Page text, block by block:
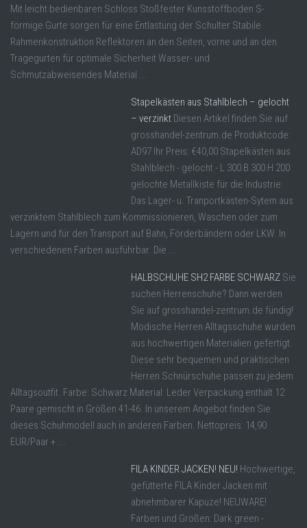
Mit leicht bedienbaren Schloss Stoßfester Kunsstoffboden S-
förmige Gurte sorgen für eine Entlastung der Schulter Stabile
Rahmenkonstruktion Reflektoren an den Seiten, vorne und an den
Tragegurten für optimale Sicherheit Wasser- und
Schmutzabweisendes Material ...
Stapelkästen aus Stahlblech – gelocht
– verzinkt Diesen Artikel finden Sie auf
grosshandel-zentrum.de Produktcode:
AD97 Ihr Preis: €40,00 Stapelkästen aus
Stahlblech - gelocht - L 300 B 300 H 200
gelochte Metallkiste für die Industrie:
Das Lager- u. Tranportkästen-Sytem aus
verzinktem Stahlblech zum Kommissionieren, Waschen oder zum
Lagern und für den Transport auf Bahn, Förderbändern oder LKW. In
verschiedenen Farben ausführbar. Die ...
HALBSCHUHE SH2 FARBE SCHWARZ Sie
suchen Herrenschuhe? Dann werden
Sie auf grosshandel-zentrum.de fündig!
Modische Herren Alltagsschuhe wurden
aus hochwertigen Materialien gefertigt.
Diese sehr bequemen und praktischen
Herren Schnürschuhe passen zu jedem
Alltagsoutfit. Farbe: Schwarz Material: Leder Verpackung enthält 12
Paare gemischt in Größen 41-46. In unserem Angebot finden Sie
dieses Schuhmodell auch in anderen Farben. Nettopreis: 14,90
EUR/Paar + ...
FILA KINDER JACKEN! NEU! Hochwertige,
gefütterte FILA Kinder Jacken mit
abnehmbarer Kapuze! NEUWARE!
Farben und Größen: Dark green -